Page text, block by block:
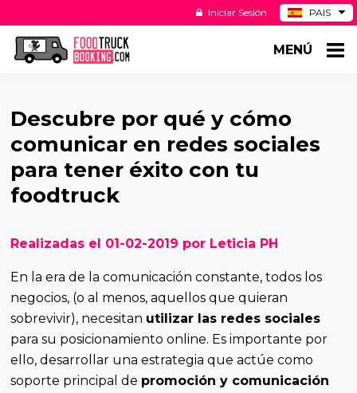
PAIS
DE
Iniciar Sesión
MENÚ
Descubre por qué y cómo
comunicar en redes sociales
para tener éxito con tu
foodtruck
Realizadas el 01-02-2019 por Leticia PH
En la era de la comunicación constante, todos los
negocios, (o al menos, aquellos que quieran
sobrevivir), necesitan utilizar las redes sociales
para su posicionamiento online. Es importante por
ello, desarrollar una estrategia que actúe como
soporte principal de promoción y comunicación